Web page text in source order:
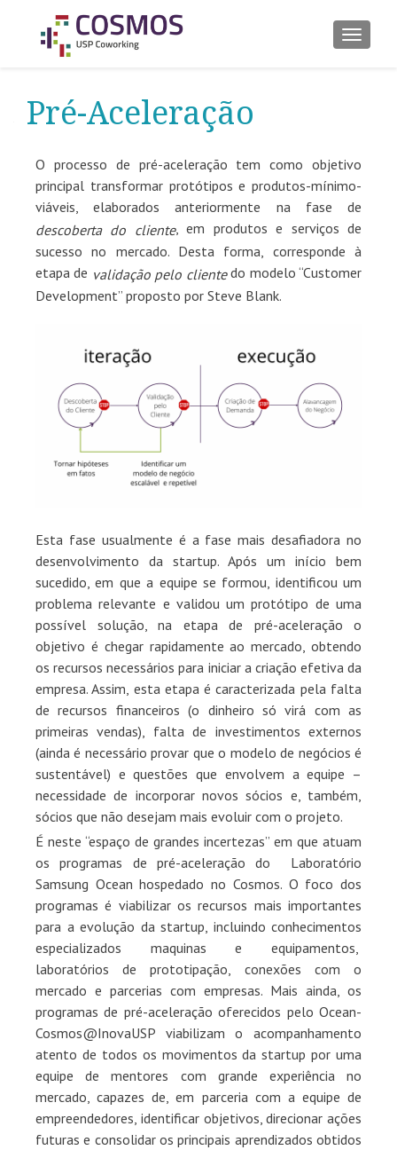
Pré-Aceleração
O processo de pré-aceleração tem como objetivo
principal transformar protótipos e produtos-mínimo-
viáveis, elaborados anteriormente na fase de
descoberta do cliente, em produtos e serviços de
sucesso no mercado. Desta forma, corresponde à
etapa de validação pelo clientedo modelo “Customer
Development” proposto por Steve Blank.
Esta fase usualmente é a fase mais desafiadora no
desenvolvimento da startup. Após um início bem
sucedido, em que a equipe se formou, identificou um
problema relevante e validou um protótipo de uma
possível solução, na etapa de pré-aceleração o
objetivo é chegar rapidamente ao mercado, obtendo
os recursos necessários para iniciar a criação efetiva da
empresa. Assim, esta etapa é caracterizada pela falta
de recursos financeiros (o dinheiro só virá com as
primeiras vendas), falta de investimentos externos
(ainda é necessário provar que o modelo de negócios é
sustentável) e questões que envolvem a equipe –
necessidade de incorporar novos sócios e, também,
sócios que não desejam mais evoluir com o projeto.
É neste “espaço de grandes incertezas” em que atuam
os programas de pré-aceleração do Laboratório
Samsung Ocean hospedado no Cosmos. O foco dos
programas é viabilizar os recursos mais importantes
para a evolução da startup, incluindo conhecimentos
especializados maquinas e equipamentos,
laboratórios de prototipação, conexões com o
mercado e parcerias com empresas. Mais ainda, os
programas de pré-aceleração oferecidos pelo Ocean-
Cosmos@InovaUSP viabilizam o acompanhamento
atento de todos os movimentos da startup por uma
equipe de mentores com grande experiência no
mercado, capazes de, em parceria com a equipe de
empreendedores, identificar objetivos, direcionar ações
futuras e consolidar os principais aprendizados obtidos